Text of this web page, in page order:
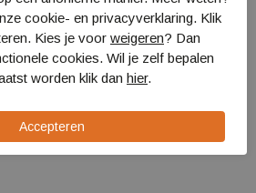
cookie- en privacyverklaring. Klik
Kies je voor weigeren? Dan
cookies. Wil je zelf bepalen
worden klik dan hier.